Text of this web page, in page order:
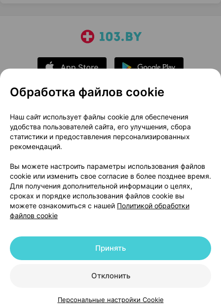
КаталогКорзинаИзбранноеПрофиль
О проекте
Новости проекта
Размещение рекламы
Медицинский маркетинг
Публичный договор
Доставка
Способы оплаты
Вакансии
Партнеры
Написать руководителю 103.by
Написать в поддержку
Персональные настройки Cookie
© 2026 ООО «Артокс Лаб», УНП 191700409 | 220012, Республика Беларусь,
+375 291212755
Обработка файлов cookie
Наш сайт использует файлы cookie для обеспечения
удобства пользователей сайта, его улучшения, сбора
статистики и предоставления персонализированных
рекомендаций.
Вы можете настроить параметры использования файлов
cookie или изменить свое согласие в более позднее время.
Для получения дополнительной информации о целях,
сроках и порядке использования файлов cookie вы
можете ознакомиться с нашей Политикой обработки
файлов cookie
Отклонить
Принять
Персональные настройки Cookie